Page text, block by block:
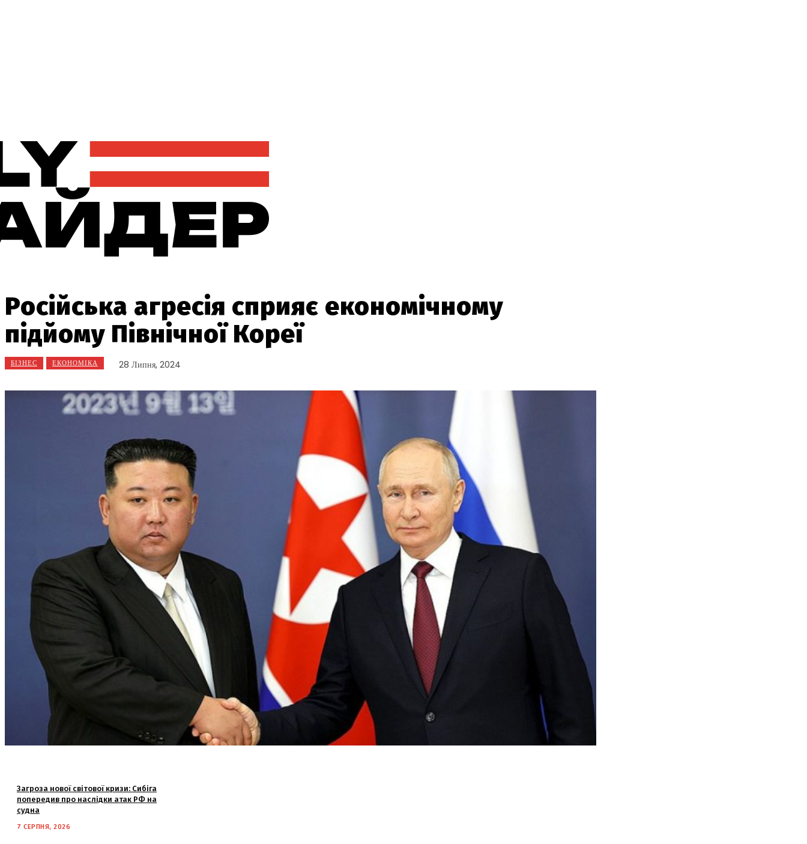
Російська агресія сприяє економічному
підйому Північної Кореї
БІЗНЕС ЕКОНОМІКА 28 Липня, 2024
Загроза нової світової кризи: Сибіга
попередив про наслідки атак РФ на
судна
7 СЕРПНЯ, 2026